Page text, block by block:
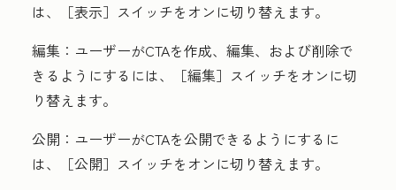
は、［表示］ スイッチをオンに切り替えます。
編集 ： ユーザーがCTAを作成、編集、および削除で
きるようにするには、［編集］ スイッチをオンに切
り替えます。
公開 ：ユーザーがCTAを公開できるようにするに
は、［公開］ スイッチをオンに切り替えます。